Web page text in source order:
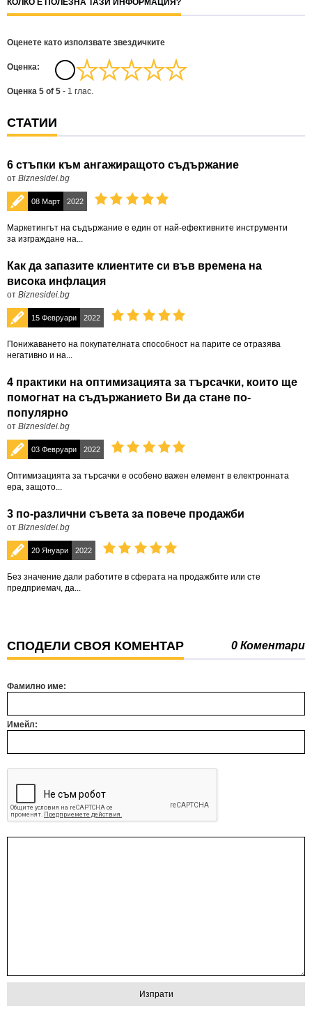
КОЛКО Е ПОЛЕЗНА ТАЗИ ИНФОРМАЦИЯ?
Оценете като използвате звездичките
Oценка:
Оценка 5 of 5 - 1 глас.
СТАТИИ
6 стъпки към ангажиращото съдържание
от Biznesidei.bg
08 Март 2022
Маркетингът на съдържание е един от най-ефективните инструменти
за изграждане на...
Как да запазите клиентите си във времена на
висока инфлация
от Biznesidei.bg
15 Февруари 2022
Понижаването на покупателната способност на парите се отразява
негативно и на...
4 практики на оптимизацията за търсачки, които ще
помогнат на съдържанието Ви да стане по-
популярно
от Biznesidei.bg
03 Февруари 2022
Оптимизацията за търсачки е особено важен елемент в електронната
ера, защото...
3 по-различни съвета за повече продажби
от Biznesidei.bg
20 Януари 2022
Без значение дали работите в сферата на продажбите или сте
предприемач, да...
СПОДЕЛИ СВОЯ КОМЕНТАР 0 Коментари
Фамилно име:
Имейл: